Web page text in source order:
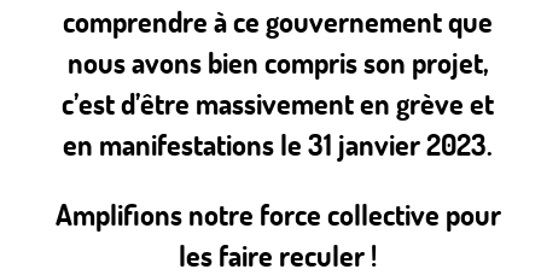
comprendre à ce gouvernement que
nous avons bien compris son projet,
c’est d’être massivement en grève et
en manifestations le 31 janvier 2023.
Amplifions notre force collective pour
les faire reculer !